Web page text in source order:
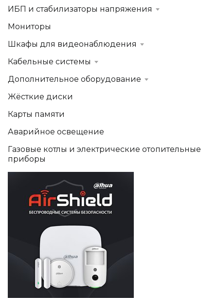
ИБП и стабилизаторы напряжения
Мониторы
Шкафы для видеонаблюдения
Кабельные системы
Дополнительное оборудование
Жёсткие диски
Карты памяти
Аварийное освещение
Газовые котлы и электрические отопительные
приборы